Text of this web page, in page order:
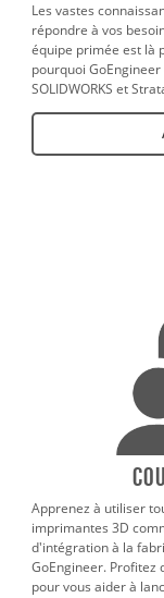
Les vastes
répondre à vos
équipe primée est là
pourquoi
SOLIDWORKS et
Apprenez à utiliser
imprimantes 3D
d'intégration à la
GoEngineer. Profitez
pour vous aider à